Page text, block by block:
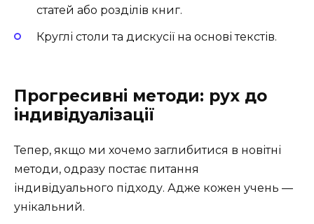
статей або розділів книг.
Круглі столи та дискусії на основі текстів.
Прогресивні методи: рух до
індивідуалізації
Тепер, якщо ми хочемо заглибитися в новітні
методи, одразу постає питання
індивідуального підходу. Адже кожен учень —
унікальний.